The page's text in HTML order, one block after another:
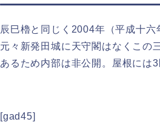
辰巳櫓と同じく2004年（平成十六
元々新発田城に天守閣はなくこの
あるため内部は非公開。屋根には3
[gad45]